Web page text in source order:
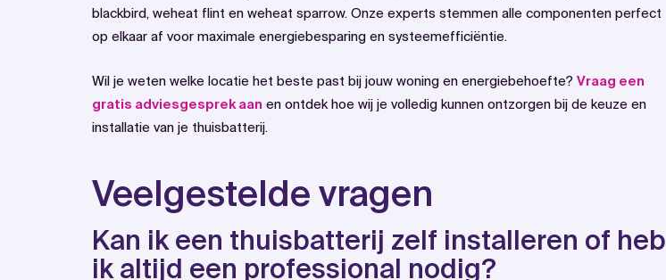
blackbird, weheat flint en weheat sparrow. Onze experts stemmen alle componenten perfect
op elkaar af voor maximale energiebesparing en systeemefficiëntie.
Wil je weten welke locatie het beste past bij jouw woning en energiebehoefte? Vraag een
gratis adviesgesprek aan en ontdek hoe wij je volledig kunnen ontzorgen bij de keuze en
installatie van je thuisbatterij.
Veelgestelde vragen
Kan ik een thuisbatterij zelf installeren of heb
ik altijd een professional nodig?